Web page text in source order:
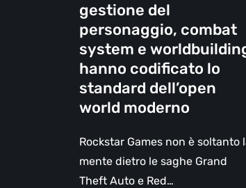
personaggio,
combat
system
e
worldbuilding
hanno
codificato
standard
gestione del
personaggio, combat
system e
hanno codificato lo
standard dell’open
world moderno
Rockstar Games non è soltanto
mente dietro le saghe Grand
Theft Auto e Red…